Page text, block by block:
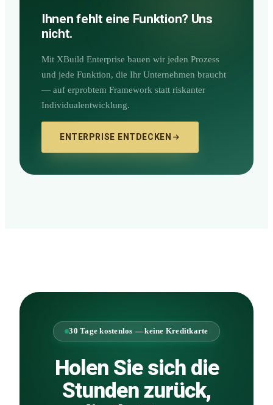
Ihnen fehlt eine Funktion? Uns
nicht.
Mit XBuild Enterprise bauen wir jeden Prozess
und jede Funktion, die Ihr Unternehmen braucht
— auf erprobtem Framework statt riskanter
Individualentwicklung.
ENTERPRISE ENTDECKEN
30 Tage kostenlos — keine Kreditkarte
Holen Sie sich die
Stunden zurück,